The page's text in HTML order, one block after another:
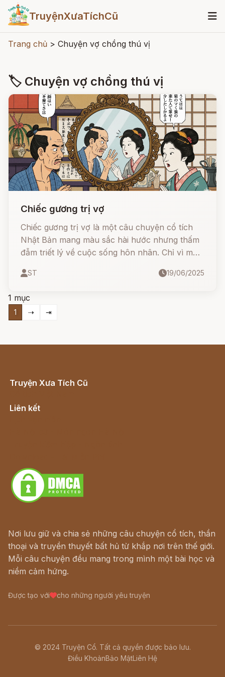
TruyệnXưaTíchCũ
Trang chủ > Chuyện vợ chồng thú vị
🏷 Chuyện vợ chồng thú vị
Chiếc gương trị vợ
Chiếc gương trị vợ là một câu chuyện cổ tích
Nhật Bản mang màu sắc hài hước nhưng thấm
đẫm triết lý về cuộc sống hôn nhân. Chỉ vì một
chồng chất phác đã khiến vợ mình hiểu lầm là
lại được hóa giải bất ngờ nhờ... một bà xơ già kỳ
lạ.
ST 19/06/2025
1 mục
1 ⇢ ⇥
Truyện Xưa Tích Cũ
Liên kết
Nơi lưu giữ và chia sẻ những câu chuyện cổ tích, thần
thoại và truyền thuyết bất hủ từ khắp nơi trên thế giới.
Mỗi câu chuyện đều mang trong mình một bài học và
niềm cảm hứng.
Được tạo với cho những người yêu truyện
© 2024 Truyện Cổ. Tất cả quyền được bảo lưu.
Điều KhoảnBảo MậtLiên Hệ